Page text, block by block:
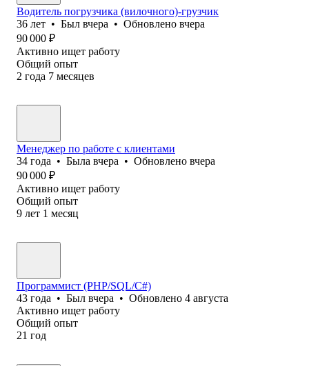
Водитель погрузчика (вилочного)-грузчик
36 лет • Был вчера • Обновлено вчера
90 000 ₽
Активно ищет работу
Общий опыт
2 года 7 месяцев
Менеджер по работе с клиентами
34 года • Была вчера • Обновлено вчера
90 000 ₽
Активно ищет работу
Общий опыт
9 лет 1 месяц
Программист (PHP/SQL/C#)
43 года • Был вчера • Обновлено 4 августа
Активно ищет работу
Общий опыт
21 год